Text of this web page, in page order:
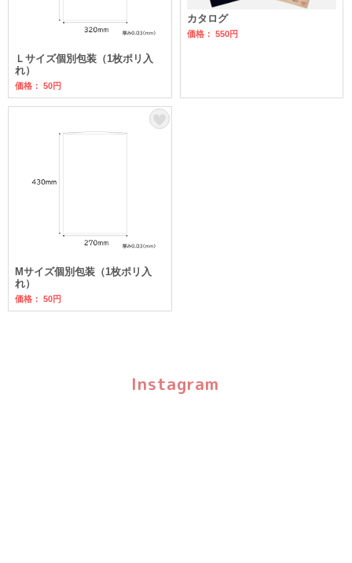
Ｌサイズ個別包装（1枚ポリ入
れ）
価格： 50円
カタログ
価格： 550円
Mサイズ個別包装（1枚ポリ入
れ）
価格： 50円
Instagram